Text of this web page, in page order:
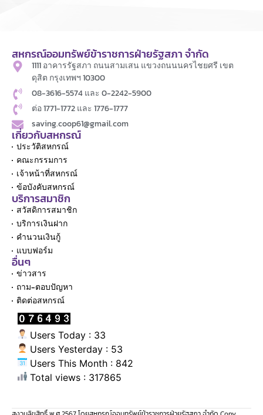
สหกรณ์ออมทรัพย์ข้าราชการฝ่ายรัฐสภา จำกัด
1111 อาคารรัฐสภา ถนนสามเสน แขวงถนนนครไชยศรี เขต
ดุสิต กรุงเทพฯ 10300
08-3616-5574 และ 0-2242-5900
ต่อ 1771-1772 และ 1776-1777
saving.coop61@gmail.com
เกี่ยวกับสหกรณ์
ประวัติสหกรณ์
คณะกรรมการ
เจ้าหน้าที่สหกรณ์
ข้อบังคับสหกรณ์
บริการสมาชิก
สวัสดิการสมาชิก
บริการเงินฝาก
คำนวนเงินกู้
แบบฟอร์ม
อื่นๆ
ข่าวสาร
ถาม-ตอบปัญหา
ติดต่อสหกรณ์
Users Today : 33
Users Yesterday : 53
Users This Month : 842
Total views : 317865